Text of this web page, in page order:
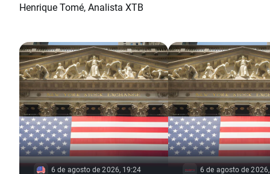
Henrique Tomé, Analista XTB
6 de agosto de 2026, 19:24 6 de agosto de